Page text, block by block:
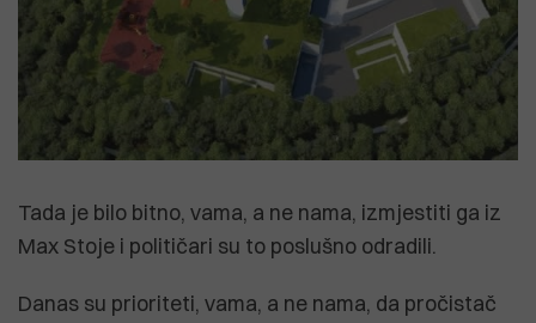
Tada je bilo bitno, vama, a ne nama, izmjestiti ga iz
Max Stoje i političari su to poslušno odradili.
Danas su prioriteti, vama, a ne nama, da pročistač